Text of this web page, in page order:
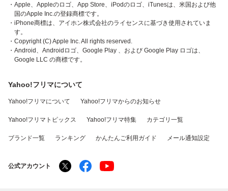
・Apple、Appleのロゴ、App Store、iPodのロゴ、iTunesは、米国および他
国のApple Inc.の登録商標です。
・iPhone商標は、アイホン株式会社のライセンスに基づき使用されていま
す。
・Copyright (C) Apple Inc. All rights reserved.
・Android、Androidロゴ、Google Play 、および Google Play ロゴは、
Google LLC の商標です。
Yahoo!フリマについて
Yahoo!フリマについて Yahoo!フリマからのお知らせ
Yahoo!フリマトピックス Yahoo!フリマ特集 カテゴリ一覧
ブランド一覧 ランキング かんたんご利用ガイド メール通知設定
公式アカウント